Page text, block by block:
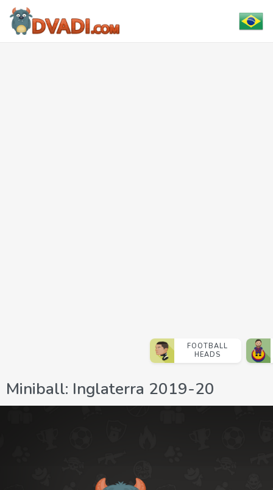
FOOTBALL
HEADS
Miniball: Inglaterra 2019-20